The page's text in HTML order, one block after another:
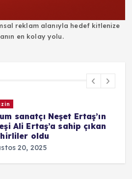
reklam alanıyla hedef kitlenize
en kolay yolu.
sanatçı Neşet Ertaş’ın
Ali Ertaş’a sahip çıkan
oldu
20, 2025